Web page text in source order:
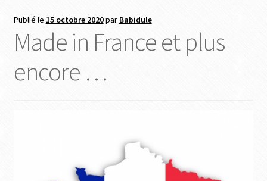
Infos
Contact
Connexion
Publié le 15 octobre 2020par Babidule
Made in France et plus
encore …